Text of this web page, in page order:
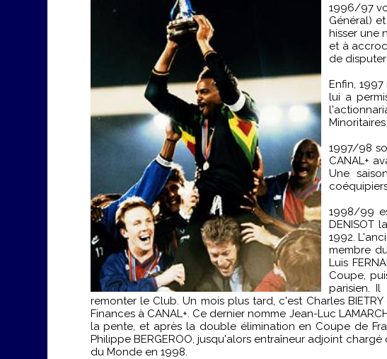
1996/97
Général)
hisser une
et à
de
Enfin,
lui a
1997/98
CANAL+
Une
1998/99
DENISOT
1992.
membre
Luis
Coupe,
parisien.
remonter le Club. Un mois plus tard, c'est Charles
Finances à CANAL+. Ce dernier nomme Jean-Luc
la pente, et après la double élimination en Coupe de
Philippe BERGEROO, jusqu'alors entraîneur adjoint
du Monde en 1998.